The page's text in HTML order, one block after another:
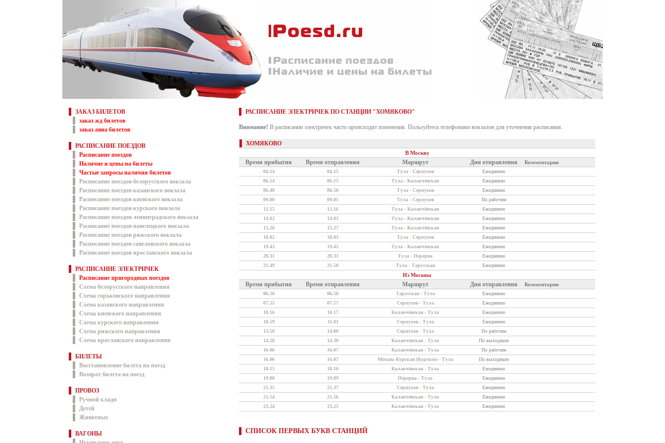
ЗАКАЗ БИЛЕТОВ
заказ жд билетов
заказ авиа билетов
РАСПИСАНИЕ ПОЕЗДОВ
Расписание поездов
Наличие и цены на билеты
Частые запросы наличия билетов
Расписание поездов белорусского вокзала
Расписание поездов казанского вокзала
Расписание поездов киевского вокзала
Расписание поездов курского вокзала
Расписание поездов ленинградского вокзала
Расписание поездов павелецкого вокзала
Расписание поездов рижского вокзала
Расписание поездов савеловского вокзала
Расписание поездов ярославского вокзала
РАСПИСАНИЕ ЭЛЕКТРИЧЕК
Расписание пригородных поездов
Схема белорусского направления
Схема горьковского направления
Схема казанского направления
Схема киевского направления
Схема курского направления
Схема рижского направления
Схема ярославского направления
БИЛЕТЫ
Восстановление билета на поезд
Возврат билета на поезд
ПРОВОЗ
Ручной клади
Детей
Животных
ВАГОНЫ
РАСПИСАНИЕ ЭЛЕКТРИЧЕК ПО СТАНЦИИ "ХОМЯКОВО"
Внимание! В расписании электричек часто происходят изменения. Пользуйтесь телефонами вокзалов для уточнения расписания.
ХОМЯКОВО
В Москву
Время прибытия Время отправления Маршрут Дни отправления Комментарии
04.14 04.15 Тула - Серпухов
Ежедневно
06.14
06.15 Тула - Каланчёвская
Ежедневно
06.48
06.50 Тула - Серпухов
Ежедневно
09.00
09.01 Тула - Серпухов
По рабочим
12.15
12.16 Тула - Каланчёвская
Ежедневно
14.02
14.03 Тула - Каланчёвская
Ежедневно
15.26
15.27 Тула - Каланчёвская
Ежедневно
18.02
18.03 Тула - Серпухов
Ежедневно
19.43
19.45 Тула - Каланчёвская
Ежедневно
20.31
20.33 Тула - Перерва
Ежедневно
21.49
21.50 Тула - Тарусская Ежедневно
Из Москвы
Время прибытия Время отправления Маршрут Дни отправления Комментарии
06.56 06.58 Тарусская - Тула
Ежедневно
07.55
07.57 Серпухов - Тула
Ежедневно
10.16
10.17 Каланчёвская - Тула
Ежедневно
10.59
11.01 Серпухов - Тула
Ежедневно
13.58
14.00 Серпухов - Тула
По рабочим
14.28
14.30 Каланчёвская - Тула
По выходным
16.06
16.07 Каланчёвская - Тула
По рабочим
16.06
16.07 Москва Курская (Курское) - Тула
По выходным
18.15
18.16 Каланчёвская - Тула
Ежедневно
19.08
19.09 Перерва - Тула
Ежедневно
21.35
21.37 Серпухов - Тула
Ежедневно
21.54
21.56 Каланчёвская - Тула
Ежедневно
23.24
23.25 Каланчёвская - Тула Ежедневно
СПИСОК ПЕРВЫХ БУКВ СТАНЦИЙ